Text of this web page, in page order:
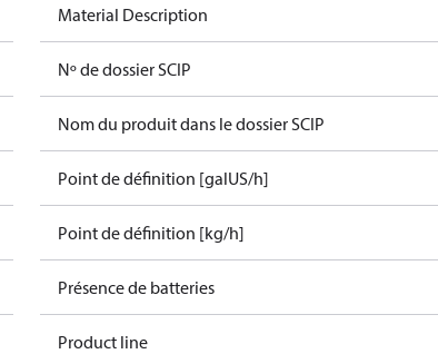
Material Description
Nº de dossier SCIP
Nom du produit dans le dossier SCIP
Point de définition [galUS/h]
Point de définition [kg/h]
Présence de batteries
Product line